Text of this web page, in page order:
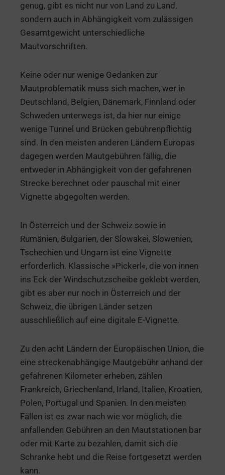
genug, gibt es nicht nur von Land zu Land,
sondern auch in Abhängigkeit vom zulässigen
Gesamtgewicht unterschiedliche
Mautvorschriften.
Keine oder nur wenige Gedanken zur
Mautproblematik muss sich machen, wer in
Deutschland, Belgien, Dänemark, Finnland oder
Schweden unterwegs ist, da hier nur einige
wenige Tunnel und Brücken gebührenpflichtig
sind. In den meisten anderen Ländern Europas
dagegen werden Mautgebühren fällig, die
entweder in Abhängigkeit von der gefahrenen
Strecke berechnet oder pauschal mit einer
Vignette abgegolten werden.
In Österreich und der Schweiz sowie in
Rumänien, Bulgarien, der Slowakei, Slowenien,
Tschechien und Ungarn ist eine Vignette
erforderlich. Klassische »Pickerl«, die von innen
ins Eck der Windschutzscheibe geklebt werden,
gibt es aber nur noch in Österreich und der
Schweiz, die übrigen Länder setzen
ausschließlich auf eine digitale E-Vignette.
Zu den acht Ländern der Europäischen Union, die
eine streckenabhängige Mautgebühr anhand der
gefahrenen Kilometer erheben, zählen
Frankreich, Griechenland, Irland, Italien, Kroatien,
Polen, Portugal und Spanien. In den meisten
Fällen ist es zwar nach wie vor möglich, die
anfallenden Gebühren an den Mautstationen bar
oder mit Karte zu bezahlen, damit sich die
Schranke hebt und die Reise fortgesetzt werden
kann.